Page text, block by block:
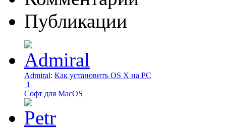
Публикации
Admiral: Как установить OS X на PC
1
Софт для MacOS